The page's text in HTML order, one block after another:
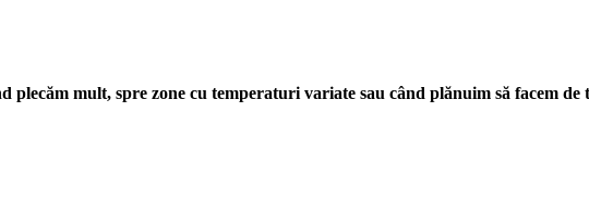
mult, spre zone cu temperaturi variate sau când plănuim să facem